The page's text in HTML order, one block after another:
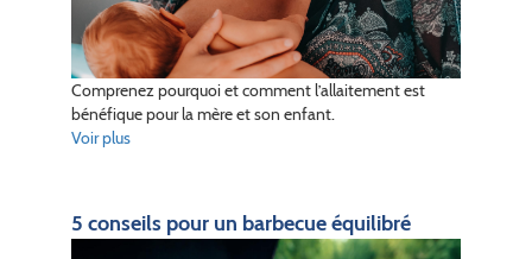
Comprenez pourquoi et comment l’allaitement est
bénéfique pour la mère et son enfant.
Voir plus
5 conseils pour un barbecue équilibré